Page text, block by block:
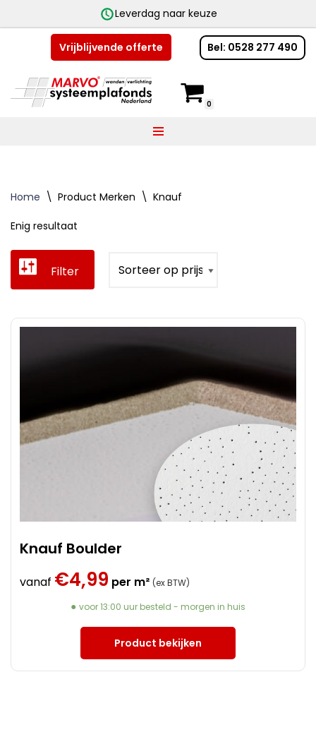
Leverdag naar keuze
naar
Vrijblijvende offerte Bel: 0528 277 490
0
Home \ Product Merken \ Knauf
Enig resultaat
Knauf Boulder
vanaf €4,99 per m² (ex BTW)
voor 13:00 uur besteld - morgen in huis
Product bekijken